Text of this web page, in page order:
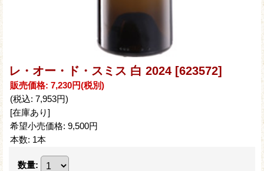
レ・オー・ド・スミス 白 2024 [623572]
販売価格: 7,230円(税別)
(税込: 7,953円)
[在庫あり]
希望小売価格: 9,500円
本数: 1本
数量: